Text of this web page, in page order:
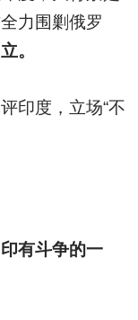
力围剿俄罗
。
印度，立场“不
有斗争的一